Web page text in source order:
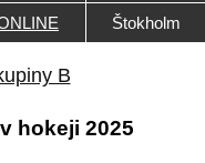
Štokholm
B
hokeji 2025